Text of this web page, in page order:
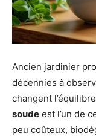
Ancien jardinier
décennies à
changent
soude est l’un de
peu coûteux,